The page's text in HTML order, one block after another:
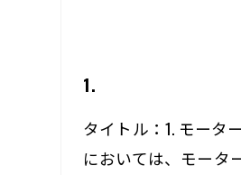
1.
タイトル：1. モータ
においては、モータ